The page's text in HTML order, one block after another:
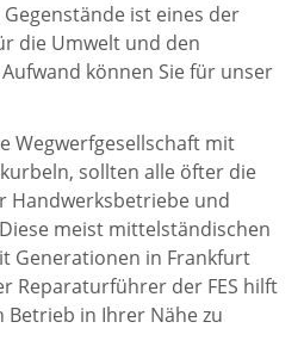
ist eines der
die Umwelt und den
können Sie für unser
Wegwerfgesellschaft mit
sollten alle öfter die
Handwerksbetriebe und
meist mittelständischen
Generationen in Frankfurt
Reparaturführer der FES hilft
Betrieb in Ihrer Nähe zu